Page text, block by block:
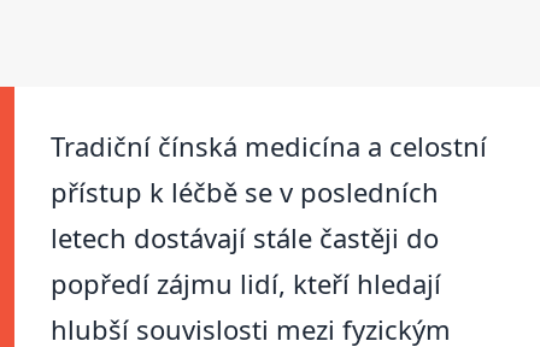
Tradiční čínská medicína a celostní
přístup k léčbě se v posledních
letech dostávají stále častěji do
popředí zájmu lidí, kteří hledají
hlubší souvislosti mezi fyzickým